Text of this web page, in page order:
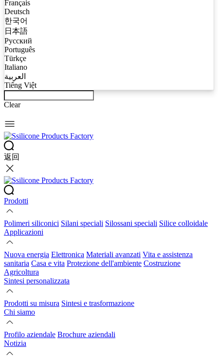
Français
Deutsch
한국어
日本語
Русский
Português
Türkçe
Italiano
العربية
Tiếng Việt
Clear
返回
Prodotti
Polimeri siliconici Silani speciali Silossani speciali Silice colloidale
Applicazioni
Nuova energia Elettronica Materiali avanzati Vita e assistenza
sanitaria Casa e vita Protezione dell'ambiente Costruzione
Agricoltura
Sintesi personalizzata
Prodotti su misura Sintesi e trasformazione
Chi siamo
Profilo aziendale Brochure aziendali
Notizia